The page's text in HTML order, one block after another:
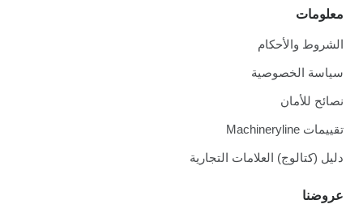
معلومات
الشروط والأحكام
سياسة الخصوصية
نصائح للأمان
تقييمات Machineryline
دليل (كتالوج) العلامات التجارية
عروضنا